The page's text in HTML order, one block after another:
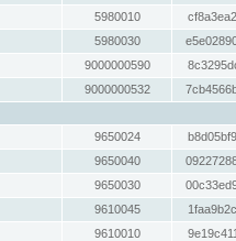
5980010
5980030
9000000590
9000000532
9650024
9650040
9650030
9610045
9610010